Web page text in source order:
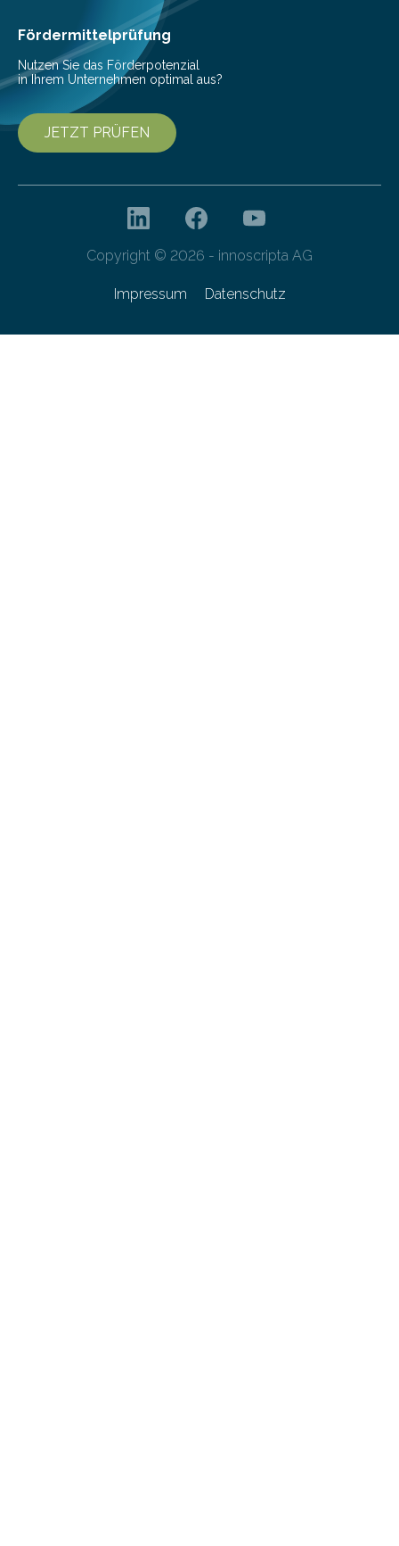
Fördermittelprüfung
Nutzen Sie das Förderpotenzial
in Ihrem Unternehmen optimal aus?
JETZT PRÜFEN
Copyright © 2026 - innoscripta AG
Impressum Datenschutz